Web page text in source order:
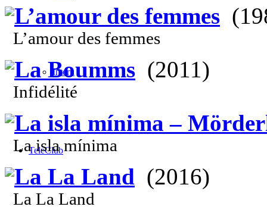
Intern
TeleClub
L’amour des femmes
L’amour des femmes
La Boumms (2011)
Infidélité
La isla mínima –
La isla mínima
La La Land (2016)
La La Land